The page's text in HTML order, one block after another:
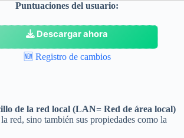
Puntuaciones del usuario:
Descargar ahora
🆕 Registro de cambios
de la red local (LAN= Red de área local)
red, sino también sus propiedades como la